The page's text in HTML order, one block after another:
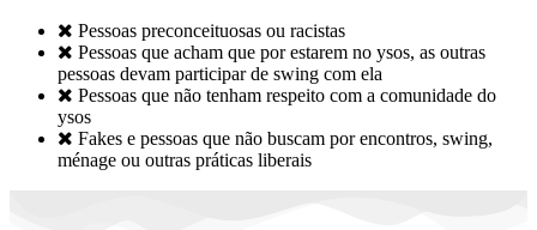
 Pessoas preconceituosas ou racistas
 Pessoas que acham que por estarem no ysos, as outras
pessoas devam participar de swing com ela
 Pessoas que não tenham respeito com a comunidade do
ysos
 Fakes e pessoas que não buscam por encontros, swing,
ménage ou outras práticas liberais